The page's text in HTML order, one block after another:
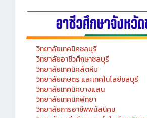
วิทยาลัยเทคนิคชลบุรี
วิทยาลัยอาชีวศึกษาชลบุรี
วิทยาลัยเทคนิคสัตหีบ
วิทยาลัยเกษตร และเทคโนโลยีชลบุรี
วิทยาลัยเทคนิคบางแสน
วิทยาลัยเทคนิคพัทยา